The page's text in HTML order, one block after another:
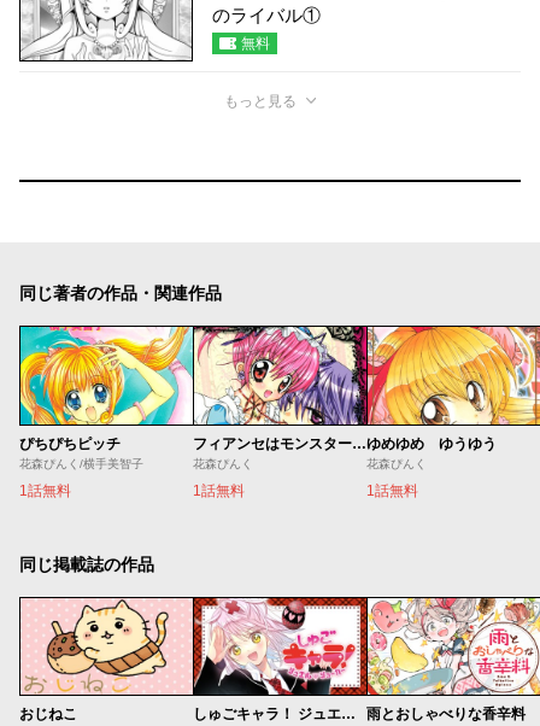
のライバル①
無料
もっと見る
同じ著者の作品・関連作品
ぴちぴちピッチ
花森ぴんく/横手美智子
1話無料
フィアンセはモンスター！？
花森ぴんく
1話無料
ゆめゆめ ゆうゆう
花森ぴんく
1話無料
同じ掲載誌の作品
おじねこ しゅごキャラ！ ジュエルジョーカー 雨とおしゃべりな香辛料